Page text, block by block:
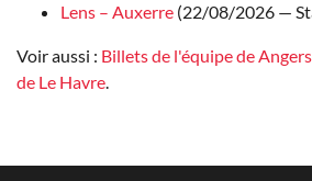
Lens – Auxerre (22/08/2026 —
Voir aussi : Billets de l'équipe de Angers
de Le Havre.